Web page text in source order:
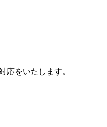
応をいたします。